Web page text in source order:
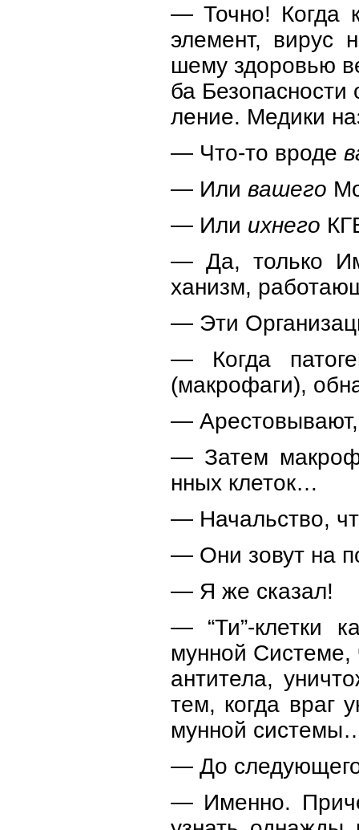
— Точно! Когда
элемент, вирус
шему здоровью
ба Безопасности
ление. Медики
— Что-то вроде
— Или вашего
— Или ихнего
— Да, только
ханизм,
— Эти
— Когда
(макрофаги),
— Арестовывают,
— Затем
нных клеток…
— Начальство,
— Они зовут на
— Я же сказал!
— “Ти”-клетки
мунной Системе,
антитела,
тем, когда враг
мунной
— До
— Именно.